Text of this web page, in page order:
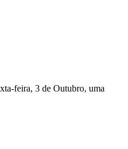
feira, 3 de Outubro, uma